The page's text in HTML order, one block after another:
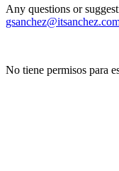
Any questions or
No tiene permisos para